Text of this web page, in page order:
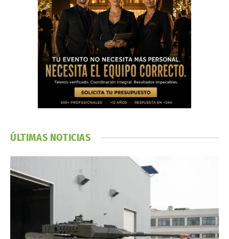
ÚLTIMAS NOTICIAS